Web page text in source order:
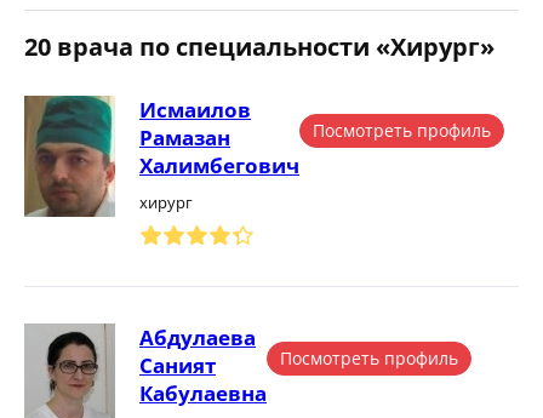
20 врача по специальности «Хирург»
Исмаилов
Рамазан
Халимбегович
хирург
Посмотреть профиль
Абдулаева
Саният
Кабулаевна
Посмотреть профиль